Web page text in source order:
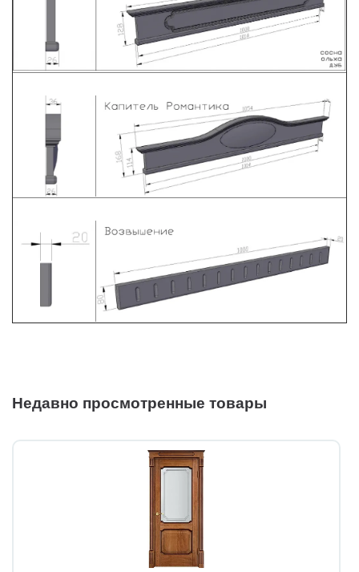
Недавно просмотренные товары